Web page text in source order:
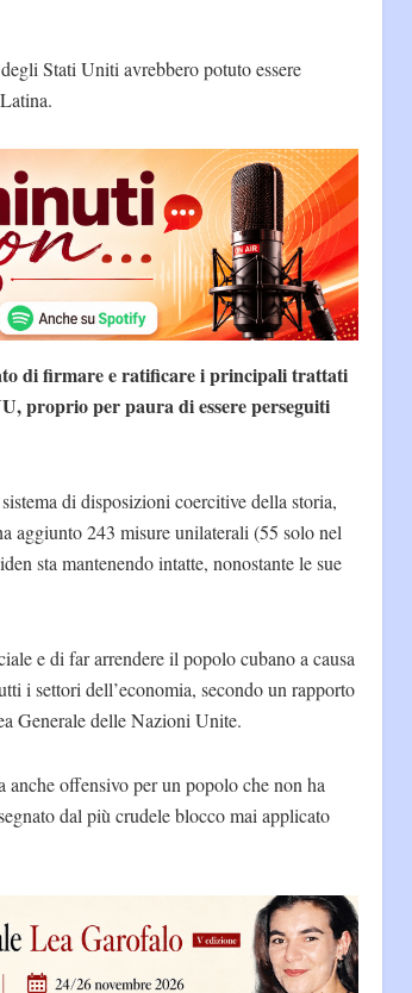
Stati Uniti avrebbero potuto essere
di firmare e ratificare i principali trattati
proprio per paura di essere perseguiti
di disposizioni coercitive della storia,
aggiunto 243 misure unilaterali (55 solo nel
sta mantenendo intatte, nonostante le sue
e di far arrendere il popolo cubano a causa
i settori dell’economia, secondo un rapporto
Generale delle Nazioni Unite.
anche offensivo per un popolo che non ha
dal più crudele blocco mai applicato